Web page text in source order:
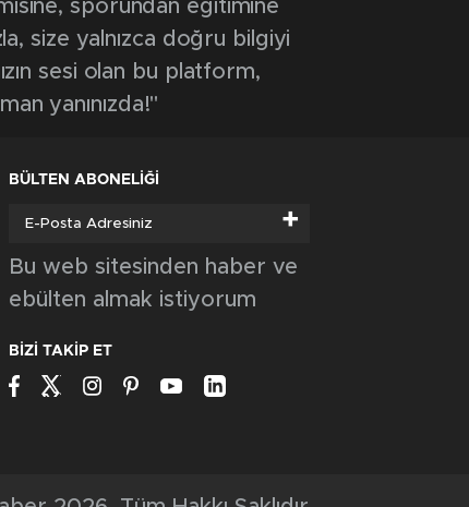
sporundan eğitimine
size yalnızca doğru bilgiyi
sesi olan bu platform,
yanınızda!"
BÜLTEN ABONELİĞİ
+
Bu web sitesinden haber ve
ebülten almak istiyorum
BİZİ TAKİP ET